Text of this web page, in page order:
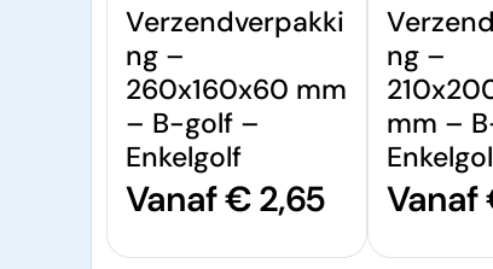
Verzendverpakki
ng –
260x160x60 mm
– B-golf –
Enkelgolf
Normale
Vanaf € 2,65
ng –
mm –
Vanaf